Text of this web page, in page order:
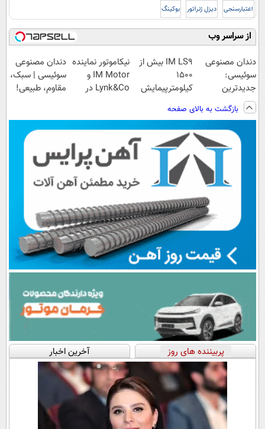
اعتبارسنجی دیزل ژنراتور بوکینگ
از سراسر وب
دندان مصنوعی
سوئیسی:
جدیدترین
فناوری اروپا،
سبک و مقاوم |
پرداخت قسطی
IM LS9 بیش از
1500
کیلومترپیمایش
نیکاموتور نماینده
IM Motor و
Lynk&Co در
دندان مصنوعی
سوئیسی | سبک،
مقاوم، طبیعی!
اقساطی😍
بازگشت به بالای صفحه
پربیننده های روز آخرین اخبار